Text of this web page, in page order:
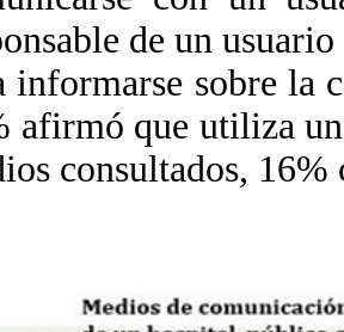
de un
informarse sobre la
afirmó que utiliza
consultados,